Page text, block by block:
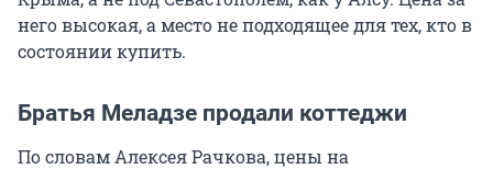
него высокая, а место не подходящее для тех, кто в
состоянии купить.
Братья Меладзе продали коттеджи
По словам Алексея Рачкова, цены на